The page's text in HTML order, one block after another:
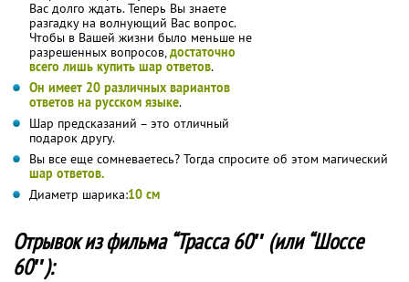
Вас долго ждать. Теперь Вы знаете
разгадку на волнующий Вас вопрос.
Чтобы в Вашей жизни было меньше не
разрешенных вопросов,достаточно
всего лишь купить шар ответов.
Он имеет 20 различных вариантов
ответов на русском языке.
Шар предсказаний – это отличный
подарок другу.
Вы все еще сомневаетесь? Тогда спросите об этом магический
шар ответов.
Диаметр шарика:10 см
Отрывок из фильма “Трасса 60″ (или “Шоссе
60″):